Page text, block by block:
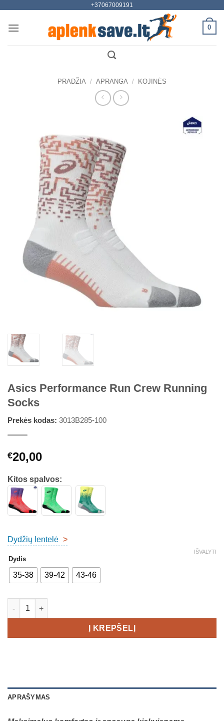
content
+37067009191
0
PRADŽIA / APRANGA / KOJINĖS
Asics Performance Run Crew Running
Socks
Prekės kodas: 3013B285-100
€20,00
Kitos spalvos:
Dydžių lentelė >
Dydis
35-38 39-42 43-46
IŠVALYTI
produkto kiekis: Asics Performance Run Crew Running Socks
Į KREPŠELĮ
APRAŠYMAS